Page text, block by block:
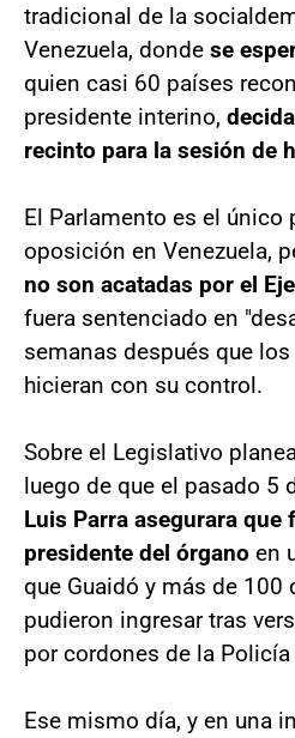
tradicional de la
Venezuela, donde se
quien casi 60 países
presidente interino,
recinto para la sesión de
El Parlamento es el único
oposición en Venezuela,
no son acatadas por el
fuera sentenciado en
semanas después que
hicieran con su control.
Sobre el Legislativo
luego de que el pasado 5
Luis Parra asegurara que
presidente del órgano en
que Guaidó y más de 100
pudieron ingresar tras
por cordones de la
Ese mismo día, y en una